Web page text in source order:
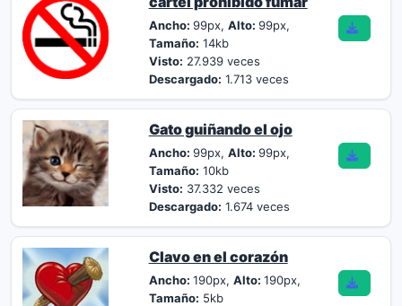
Ancho: 99px, Alto: 99px,
Tamaño: 14kb
Visto: 27.939 veces
Descargado: 1.713 veces
Gato guiñando el ojo
Ancho: 99px, Alto: 99px,
Tamaño: 10kb
Visto: 37.332 veces
Descargado: 1.674 veces
Clavo en el corazón
Ancho: 190px, Alto: 190px,
Tamaño: 5kb